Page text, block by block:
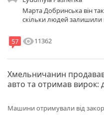
Марта Добринська він
скільки людей залишили
57 visibility11362
Хмельничанин продавав
авто та отримав вирок:
Машини отримували від